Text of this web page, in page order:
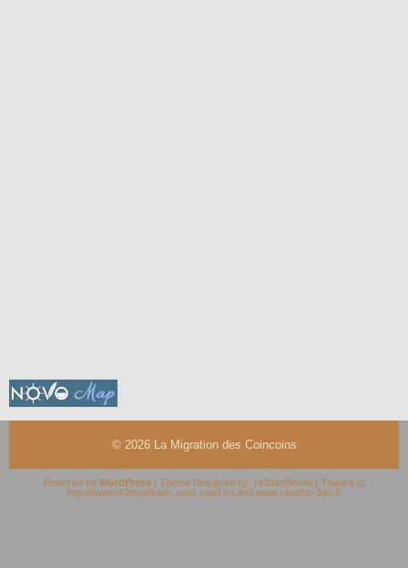
© 2026 La Migration des Coincoins
Powered by WordPress| Theme Designed by: r43dsofficiels | Thanks to
http://www.r43dsofficiels.com read on and www.r4isdhc-3ds.fr